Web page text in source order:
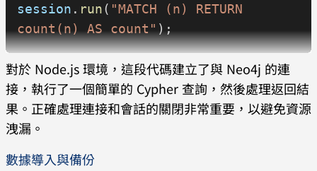
session . run( "MATCH (n) RETURN
count(n) AS count" );
console. log( result.records[ 0].get("c
ount").toNumber ());
} finally {
  await
對於 Node.js 環境，這段代碼建立了與 Neo4j 的連
接，執行了一個簡單的 Cypher 查詢，然後處理返回結
果。正確處理連接和會話的關閉非常重要，以避免資源
洩漏。
數據導入與備份